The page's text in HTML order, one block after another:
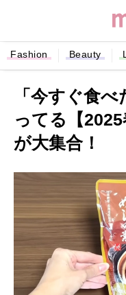
Fashion Beauty
「今すぐ食
ってる【2025
が大集合！